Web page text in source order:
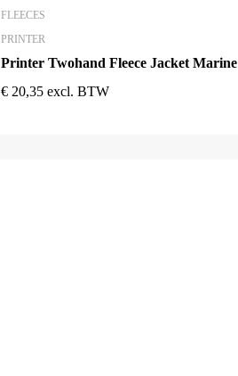
FLEECES
PRINTER
Printer Twohand Fleece Jacket Marine
€ 20,35 excl. BTW